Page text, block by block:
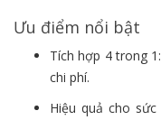
Ưu điểm nổi bật
Tích hợp 4 trong
chi phí.
Hiệu quả cho